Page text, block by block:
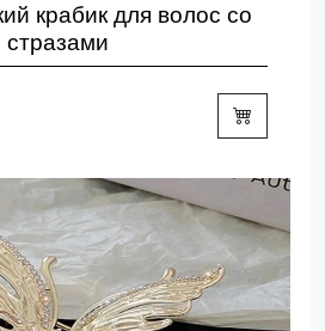
крабик для волос со
стразами